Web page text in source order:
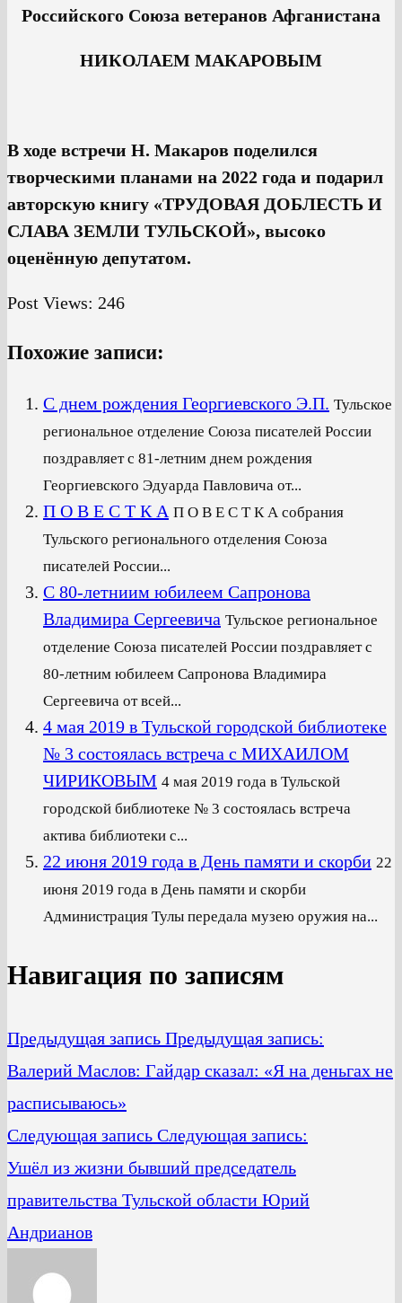
Российского Союза ветеранов Афганистана
НИКОЛАЕМ МАКАРОВЫМ
В ходе встречи Н. Макаров поделился
творческими планами на 2022 года и подарил
авторскую книгу «ТРУДОВАЯ ДОБЛЕСТЬ И
СЛАВА ЗЕМЛИ ТУЛЬСКОЙ», высоко
оценённую депутатом.
Post Views: 246
Похожие записи:
С днем рождения Георгиевского Э.П. Тульское
региональное отделение Союза писателей России
поздравляет с 81-летним днем рождения
Георгиевского Эдуарда Павловича от...
П О В Е С Т К А П О В Е С Т К А собрания
Тульского регионального отделения Союза
писателей России...
С 80-летниим юбилеем Сапронова
Владимира Сергеевича Тульское региональное
отделение Союза писателей России поздравляет с
80-летним юбилеем Сапронова Владимира
Сергеевича от всей...
4 мая 2019 в Тульской городской библиотеке
№ 3 состоялась встреча с МИХАИЛОМ
ЧИРИКОВЫМ 4 мая 2019 года в Тульской
городской библиотеке № 3 состоялась встреча
актива библиотеки с...
22 июня 2019 года в День памяти и скорби 22
июня 2019 года в День памяти и скорби
Администрация Тулы передала музею оружия на...
Навигация по записям
Предыдущая запись Предыдущая запись:
Валерий Маслов: Гайдар сказал: «Я на деньгах не
расписываюсь»
Следующая запись Следующая запись:
Ушёл из жизни бывший председатель
правительства Тульской области Юрий
Андрианов